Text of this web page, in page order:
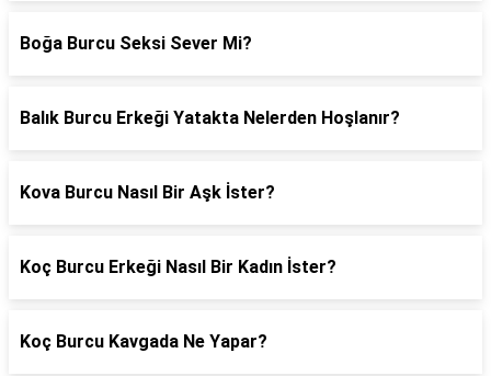
Boğa Burcu Seksi Sever Mi?
Balık Burcu Erkeği Yatakta Nelerden Hoşlanır?
Kova Burcu Nasıl Bir Aşk İster?
Koç Burcu Erkeği Nasıl Bir Kadın İster?
Koç Burcu Kavgada Ne Yapar?